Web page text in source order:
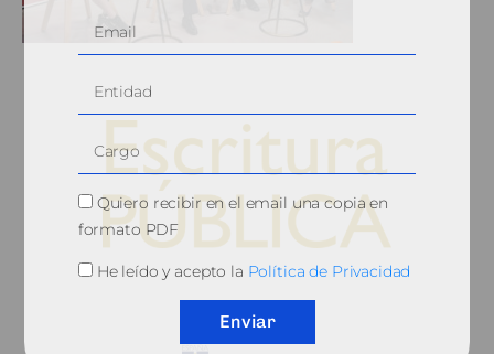
© 2010, Consejo General del Notariado
Quiero recibir en el email una copia en
formato PDF
He leído y acepto la Política de Privacidad
Enviar